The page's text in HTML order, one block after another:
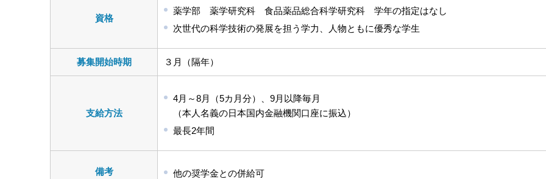
資格
薬学部 薬学研究科 食品薬品総合科学研究科 学年の指定はなし
次世代の科学技術の発展を担う学力、人物ともに優秀な学生
募集開始時期 ３月（隔年）
支給方法
4月～8月（5カ月分）、9月以降毎月
（本人名義の日本国内金融機関口座に振込）
最長2年間
備考 他の奨学金との併給可